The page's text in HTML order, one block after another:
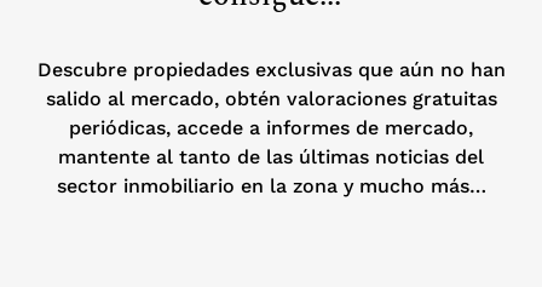
Descubre propiedades exclusivas que aún no han
salido al mercado, obtén valoraciones gratuitas
periódicas, accede a informes de mercado,
mantente al tanto de las últimas noticias del
sector inmobiliario en la zona y mucho más…